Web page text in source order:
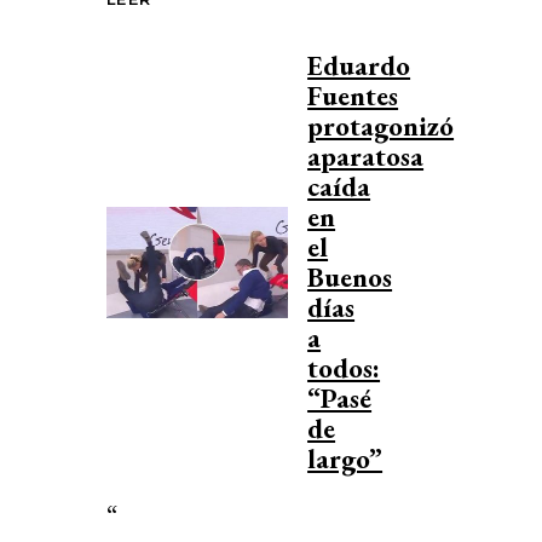
Eduardo
Fuentes
protagonizó
aparatosa
caída
en
el
Buenos
días
a
todos:
“Pasé
de
largo”
“